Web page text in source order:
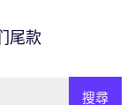
尾款